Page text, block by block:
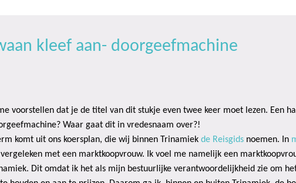
kleef aan- doorgeefmachine
voorstellen dat je de titel van dit stukje even twee keer moet lezen. Een
Waar gaat dit in vredesnaam over?!
komt uit ons koersplan, die wij binnen Trinamiekde Reisgids noemen. In
met een marktkoopvrouw. Ik voel me namelijk een
Dit omdat ik het als mijn bestuurlijke verantwoordelijkheid zie om